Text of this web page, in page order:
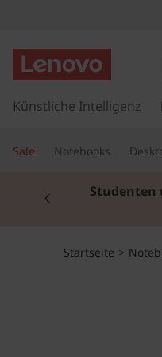
o
g
a
S
u
a
Künstliche Intelligenz
Sale Notebooks
Studenten
Currently
Startseite >